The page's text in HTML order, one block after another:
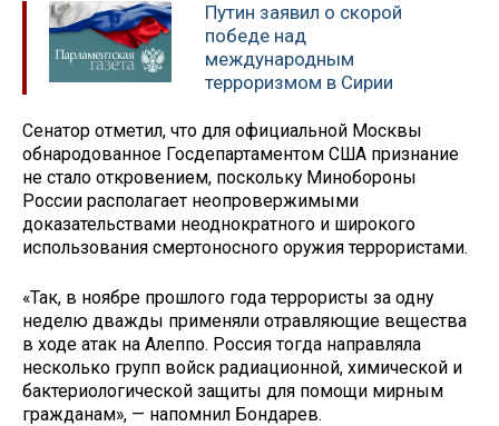
Путин заявил о скорой
победе над
международным
терроризмом в Сирии
Сенатор отметил, что для официальной Москвы
обнародованное Госдепартаментом США признание
не стало откровением, поскольку Минобороны
России располагает неопровержимыми
доказательствами неоднократного и широкого
использования смертоносного оружия террористами.
«Так, в ноябре прошлого года террористы за одну
неделю дважды применяли отравляющие вещества
в ходе атак на Алеппо. Россия тогда направляла
несколько групп войск радиационной, химической и
бактериологической защиты для помощи мирным
гражданам», — напомнил Бондарев.